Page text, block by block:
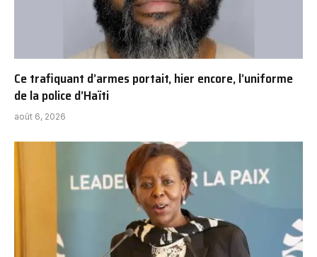
Ce trafiquant d’armes portait, hier encore, l’uniforme
de la police d’Haïti
août 6, 2026